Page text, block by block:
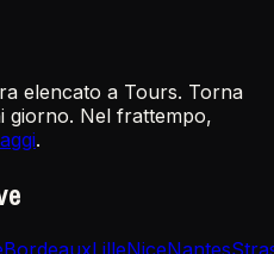
elencato a Tours. Torna
giorno. Nel frattempo,
.
BordeauxLilleNiceNantes